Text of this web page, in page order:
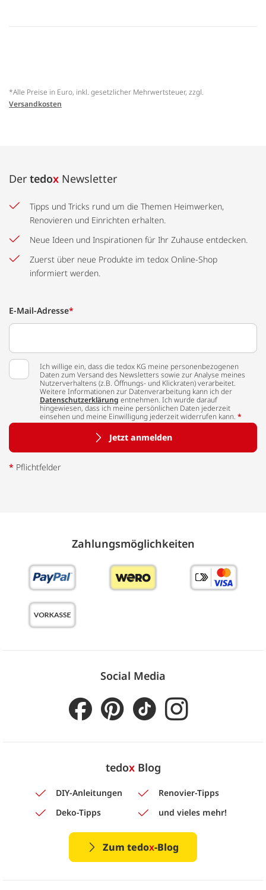
*Alle Preise in Euro, inkl. gesetzlicher Mehrwertsteuer, zzgl.
Versandkosten
Der tedox Newsletter
Tipps und Tricks rund um die Themen Heimwerken,
Renovieren und Einrichten erhalten.
Neue Ideen und Inspirationen für Ihr Zuhause entdecken.
Zuerst über neue Produkte im tedox Online-Shop
informiert werden.
E-Mail-Adresse*
Ich willige ein, dass die tedox KG meine personenbezogenen
Daten zum Versand des Newsletters sowie zur Analyse meines
Nutzerverhaltens (z.B. Öffnungs- und Klickraten) verarbeitet.
Weitere Informationen zur Datenverarbeitung kann ich der
Datenschutzerklärung entnehmen. Ich wurde darauf
hingewiesen, dass ich meine persönlichen Daten jederzeit
einsehen und meine Einwilligung jederzeit widerrufen kann. *
Jetzt anmelden
* Pflichtfelder
Zahlungs­möglich­keiten
Social Media
tedoxBlog
DIY-Anleitungen
Renovier-Tipps
Deko-Tipps
und vieles mehr!
Zum tedox-Blog